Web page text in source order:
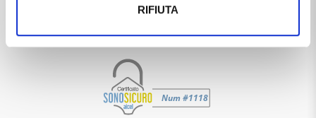
RIFIUTA
BONIFICO BANCARIO CONTRASSEGNO FINANZIAMENTO